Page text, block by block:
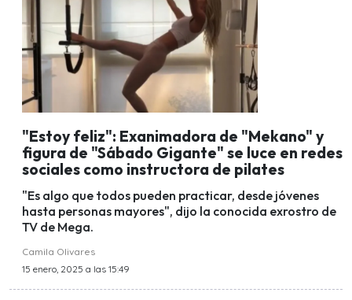
"Estoy feliz": Exanimadora de "Mekano" y
figura de "Sábado Gigante" se luce en redes
sociales como instructora de pilates
"Es algo que todos pueden practicar, desde jóvenes
hasta personas mayores", dijo la conocida exrostro de
TV de Mega.
Camila Olivares
15 enero, 2025 a las 15:49